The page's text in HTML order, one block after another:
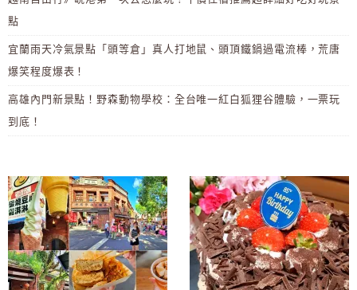
點
宜蘭雨天冷氣景點「頭等倉」真人打地鼠、頭頂鐵鍋過電流棒，荒唐
爆笑程度爆表！
高雄內門新景點！野森動物學校：全台唯一紅白狐狸谷體驗，一票玩
到底！